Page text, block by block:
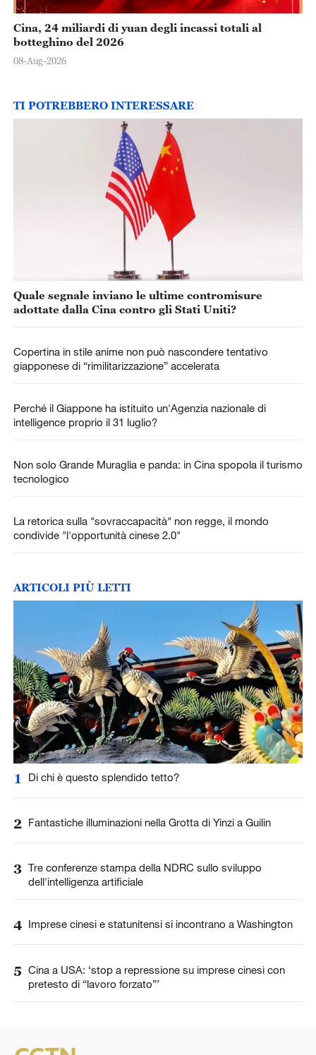
Cina, 24 miliardi di yuan degli incassi totali al
botteghino del 2026
08-Aug-2026
TI POTREBBERO INTERESSARE
Quale segnale inviano le ultime contromisure
adottate dalla Cina contro gli Stati Uniti?
Copertina in stile anime non può nascondere tentativo
giapponese di “rimilitarizzazione” accelerata
Perché il Giappone ha istituito un'Agenzia nazionale di
intelligence proprio il 31 luglio?
Non solo Grande Muraglia e panda: in Cina spopola il turismo
tecnologico
La retorica sulla "sovraccapacità" non regge, il mondo
condivide "l'opportunità cinese 2.0"
ARTICOLI PIÙ LETTI
1 Di chi è questo splendido tetto?
2 Fantastiche illuminazioni nella Grotta di Yinzi a Guilin
3 Tre conferenze stampa della NDRC sullo sviluppo
dell'intelligenza artificiale
4 Imprese cinesi e statunitensi si incontrano a Washington
5 Cina a USA: ‘stop a repressione su imprese cinesi con
pretesto di “lavoro forzato”’